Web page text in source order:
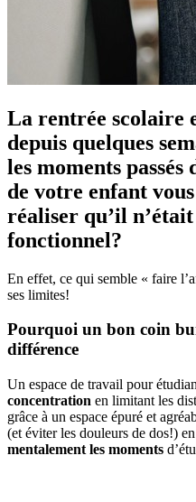
La rentrée scolaire
depuis quelques
les moments passés
de votre enfant
réaliser qu’il n’était
fonctionnel?
En effet, ce qui semble « faire
ses limites!
Pourquoi un bon coin
différence
Un espace de travail pour
concentration en limitant les
grâce à un espace épuré et
(et éviter les douleurs de dos!)
mentalement les moments